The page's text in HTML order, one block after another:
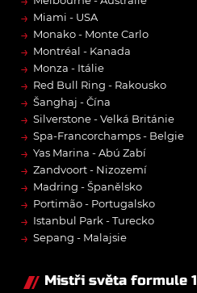
→ Miami - USA
→ Monako - Monte Carlo
→ Montréal - Kanada
→ Monza - Itálie
→ Red Bull Ring - Rakousko
→ Šanghaj - Čína
→ Silverstone - Velká Británie
→ Spa-Francorchamps - Belgie
→ Yas Marina - Abú Zabí
→ Zandvoort - Nizozemí
→ Madring - Španělsko
→ Portimão - Portugalsko
→ Istanbul Park - Turecko
→ Sepang - Malajsie
Mistři světa formule 1